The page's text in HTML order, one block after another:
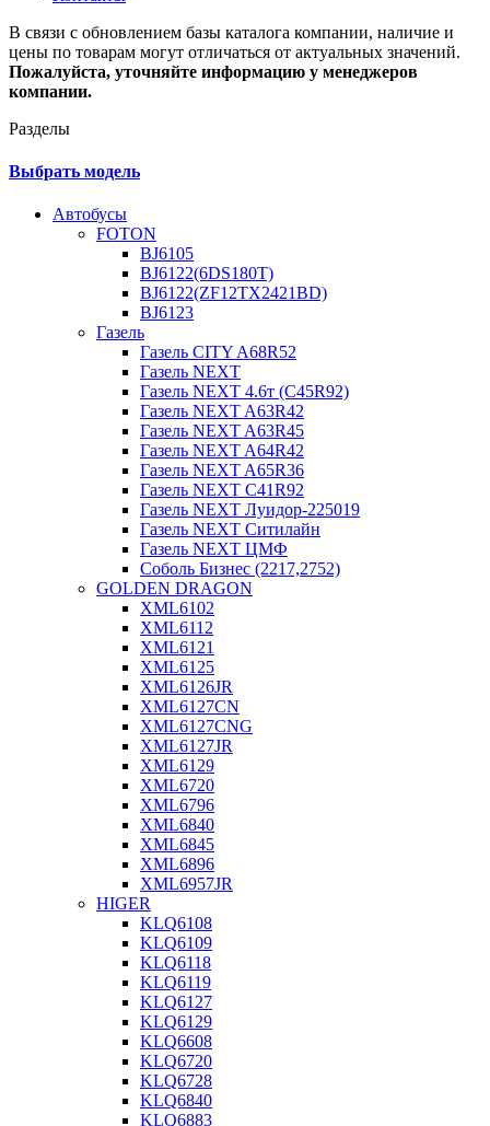
В связи с обновлением базы каталога компании, наличие и
цены по товарам могут отличаться от актуальных значений.
Пожалуйста, уточняйте информацию у менеджеров
компании.
Разделы
Выбрать модель
Автобусы
FOTON
BJ6105
BJ6122(6DS180T)
BJ6122(ZF12TX2421BD)
BJ6123
Газель
Газель CITY A68R52
Газель NEXT
Газель NEXT 4.6т (C45R92)
Газель NEXT A63R42
Газель NEXT A63R45
Газель NEXT A64R42
Газель NEXT A65R36
Газель NEXT C41R92
Газель NEXT Луидор-225019
Газель NEXT Ситилайн
Газель NEXT ЦМФ
Соболь Бизнес (2217,2752)
GOLDEN DRAGON
XML6102
XML6112
XML6121
XML6125
XML6126JR
XML6127CN
XML6127CNG
XML6127JR
XML6129
XML6720
XML6796
XML6840
XML6845
XML6896
XML6957JR
HIGER
KLQ6108
KLQ6109
KLQ6118
KLQ6119
KLQ6127
KLQ6129
KLQ6608
KLQ6720
KLQ6728
KLQ6840
KLQ6883